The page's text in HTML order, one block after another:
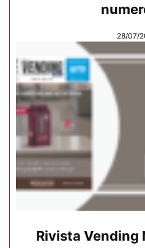
28/07/
Rivista Vending